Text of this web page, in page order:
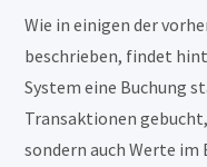
Wie in einigen der
beschrieben, findet
System eine Buchung
Transaktionen
sondern auch Werte im